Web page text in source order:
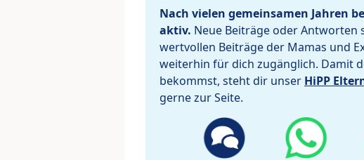
Nach vielen gemeinsamen Jahren
aktiv. Neue Beiträge oder Antworten
wertvollen Beiträge der Mamas und
weiterhin für dich zugänglich. Damit
bekommst, steht dir unser HiPP
gerne zur Seite.